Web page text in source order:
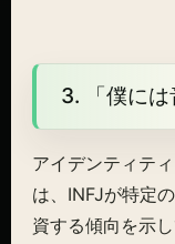
3. 「僕には
アイデンティテ
は、INFJが特定
資する傾向を示